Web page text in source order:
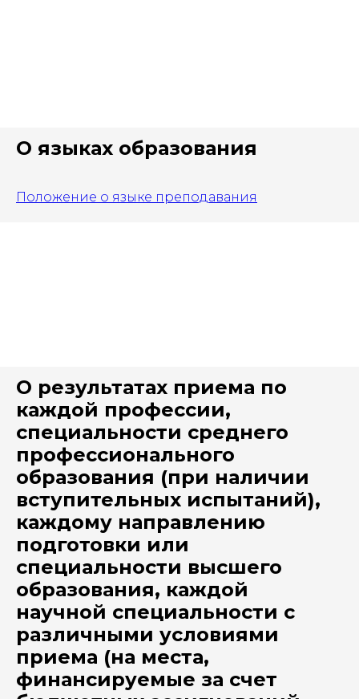
О языках образования
Положение о языке преподавания
О результатах приема по
каждой профессии,
специальности среднего
профессионального
образования (при наличии
вступительных испытаний),
каждому направлению
подготовки или
специальности высшего
образования, каждой
научной специальности с
различными условиями
приема (на места,
финансируемые за счет